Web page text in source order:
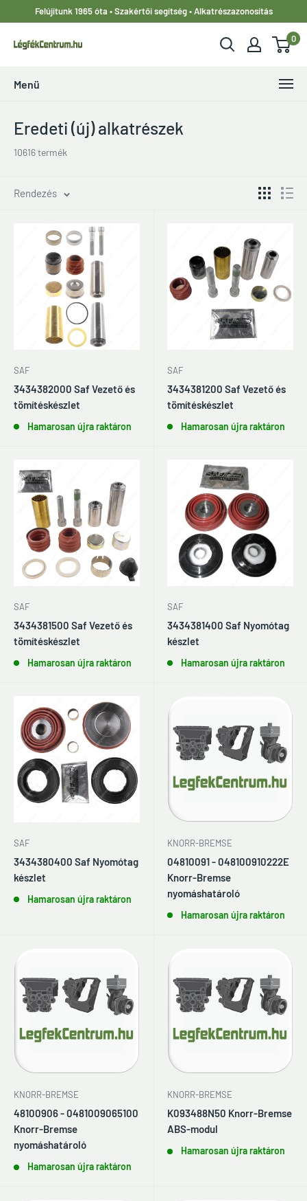
tartalomhoz
Felújítunk 1965 óta • Szakértői segítség • Alkatrészazonosítás
LegfekCentrum.hu
0
Menü
Eredeti (új) alkatrészek
10616 termék
Rendezés
SAF
3434382000 Saf Vezető és
tömítéskészlet
Hamarosan újra raktáron
SAF
3434381200 Saf Vezető és
tömítéskészlet
Hamarosan újra raktáron
SAF
3434381500 Saf Vezető és
tömítéskészlet
Hamarosan újra raktáron
SAF
3434381400 Saf Nyomótag
készlet
Hamarosan újra raktáron
SAF
3434380400 Saf Nyomótag
készlet
Hamarosan újra raktáron
KNORR-BREMSE
04810091 - 048100910222E
Knorr-Bremse
nyomáshatároló
Hamarosan újra raktáron
KNORR-BREMSE
48100906 - 0481009065100
Knorr-Bremse
nyomáshatároló
Hamarosan újra raktáron
KNORR-BREMSE
K093488N50 Knorr-Bremse
ABS-modul
Hamarosan újra raktáron